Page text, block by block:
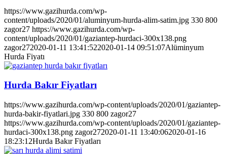
https://www.gazihurda.com/wp-
content/uploads/2020/01/aluminyum-hurda-alim-satim.jpg 330 800
zagor27 https://www.gazihurda.com/wp-
content/uploads/2020/01/gaziantep-hurdaci-300x138.png
zagor272020-01-11 13:41:522020-01-14 09:51:07Alüminyum
Hurda Fiyatı
Hurda Bakır Fiyatları
https://www.gazihurda.com/wp-content/uploads/2020/01/gaziantep-
hurda-bakir-fiyatlari.jpg 330 800 zagor27
https://www.gazihurda.com/wp-content/uploads/2020/01/gaziantep-
hurdaci-300x138.png zagor272020-01-11 13:40:062020-01-16
18:23:12Hurda Bakır Fiyatları